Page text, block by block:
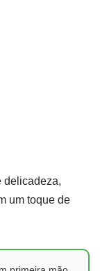
delicadeza,
um toque de